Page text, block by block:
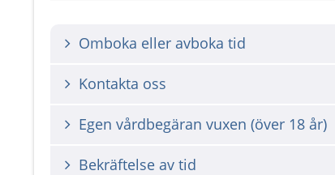
Omboka eller avboka tid
Kontakta oss
Egen vårdbegäran vuxen (över 18 år)
Bekräftelse av tid